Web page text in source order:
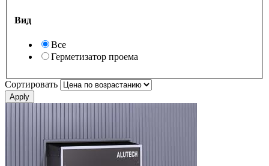
Вид
Все
Герметизатор проема
Сортировать